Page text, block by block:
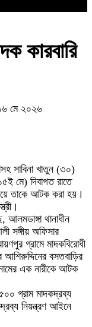
কারবারি
মে ২০২৬
সাবিনা খাতুন (৩০)
মে) দিবাগত রাতে
তাকে আটক করা হয়।
আলমডাঙ্গা থানাধীন
সঙ্গীয় অফিসার
গ্রামে মাদকবিরোধী
বসতবাড়ির
এক নারীকে আটক
গ্রাম মাদকদ্রব্য
নিয়ন্ত্রণ আইনে